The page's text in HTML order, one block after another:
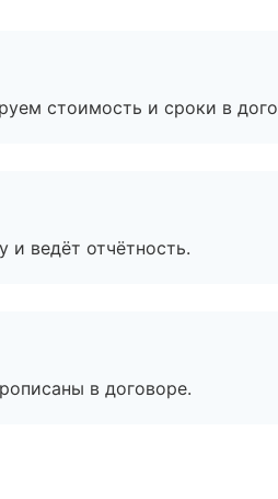
стоимость и сроки в
и ведёт отчётность.
в договоре.